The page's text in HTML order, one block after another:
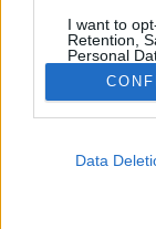
I want to
Retention,
Personal
Purposes
Opted Out
I want to
Data